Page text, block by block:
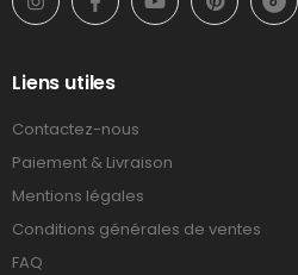
Liens utiles
Contactez-nous
Paiement & Livraison
Mentions légales
Conditions générales de ventes
FAQ